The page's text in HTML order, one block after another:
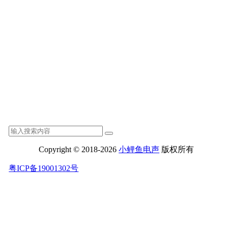
Copyright © 2018-2026小鲤鱼电声 版权所有
粤ICP备19001302号